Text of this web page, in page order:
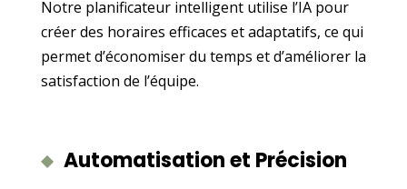
Notre planificateur intelligent utilise l’IA pour
créer des horaires efficaces et adaptatifs, ce qui
permet d’économiser du temps et d’améliorer la
satisfaction de l’équipe.
Automatisation et Précision